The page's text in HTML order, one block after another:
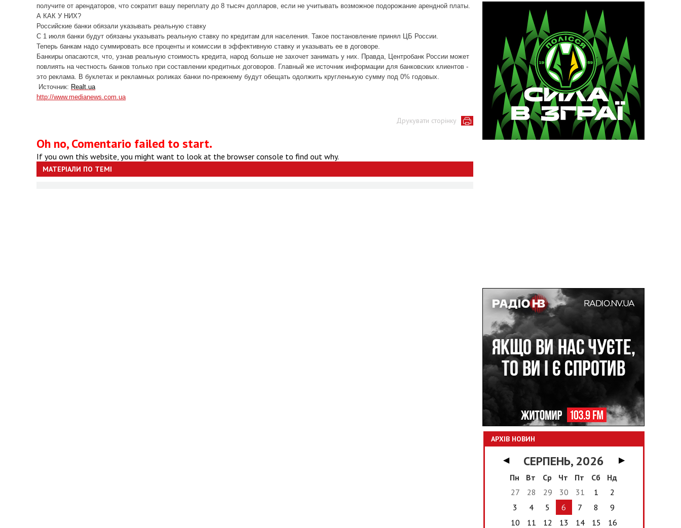
получите от арендаторов, что сократит вашу переплату до 8 тысяч долларов, если не учитывать возможное подорожание арендной платы.
А КАК У НИХ?
Российские банки обязали указывать реальную ставку
С 1 июля банки будут обязаны указывать реальную ставку по кредитам для населения. Такое постановление принял ЦБ России.
Теперь банкам надо суммировать все проценты и комиссии в эффективную ставку и указывать ее в договоре.
Банкиры опасаются, что, узнав реальную стоимость кредита, народ больше не захочет занимать у них. Правда, Центробанк России может
повлиять на честность банков только при составлении кредитных договоров. Главный же источник информации для банковских клиентов -
это реклама. В буклетах и рекламных роликах банки по-прежнему будут обещать одолжить кругленькую сумму под 0% годовых.
Источник: Realt.ua
http://www.medianews.com.ua
Друкувати сторінку
Oh no, Comentario failed to start.
If you own this website, you might want to look at the browser console to find out why.
МАТЕРІАЛИ ПО ТЕМІ
АРХІВ НОВИН
◀ СЕРПЕНЬ, 2026
▶
Пн
Вт Ср Чт Пт Сб
Нд
27
28 29 30 31 1
2
3
4 5 6 7 8
9
10
11 12 13 14 15
16